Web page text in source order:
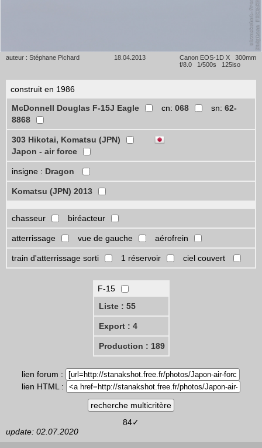
auteur : Stéphane Pichard 18.04.2013
Canon EOS-1D X 300mm
f/8.0 1/500s 125iso
construit en 1986
McDonnell Douglas F-15J Eagle
cn: 068 sn: 62-
8868
303 Hikotai, Komatsu (JPN)
Japon - air force
insigne : Dragon
Komatsu (JPN) 2013
chasseur biréacteur
atterrissage vue de gauche aérofrein
train d'atterrissage sorti 1 réservoir ciel couvert
F-15
Liste : 55
Export : 4
Production : 189
lien forum :
lien HTML :
84✓
update: 02.07.2020